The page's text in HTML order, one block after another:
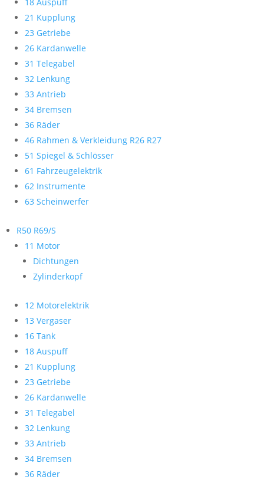
21 Kupplung
23 Getriebe
26 Kardanwelle
31 Telegabel
32 Lenkung
33 Antrieb
34 Bremsen
36 Räder
46 Rahmen & Verkleidung R26 R27
51 Spiegel & Schlösser
61 Fahrzeugelektrik
62 Instrumente
63 Scheinwerfer
R50 R69/S
11 Motor
Dichtungen
Zylinderkopf
12 Motorelektrik
13 Vergaser
16 Tank
18 Auspuff
21 Kupplung
23 Getriebe
26 Kardanwelle
31 Telegabel
32 Lenkung
33 Antrieb
34 Bremsen
36 Räder